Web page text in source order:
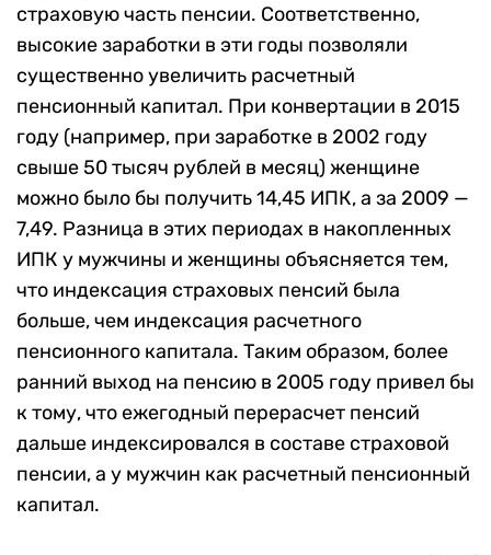
страховую часть пенсии. Соответственно,
высокие заработки в эти годы позволяли
существенно увеличить расчетный
пенсионный капитал. При конвертации в 2015
году (например, при заработке в 2002 году
свыше 50 тысяч рублей в месяц) женщине
можно было бы получить 14,45 ИПК, а за 2009 —
7,49. Разница в этих периодах в накопленных
ИПК у мужчины и женщины объясняется тем,
что индексация страховых пенсий была
больше, чем индексация расчетного
пенсионного капитала. Таким образом, более
ранний выход на пенсию в 2005 году привел бы
к тому, что ежегодный перерасчет пенсий
дальше индексировался в составе страховой
пенсии, а у мужчин как расчетный пенсионный
капитал.